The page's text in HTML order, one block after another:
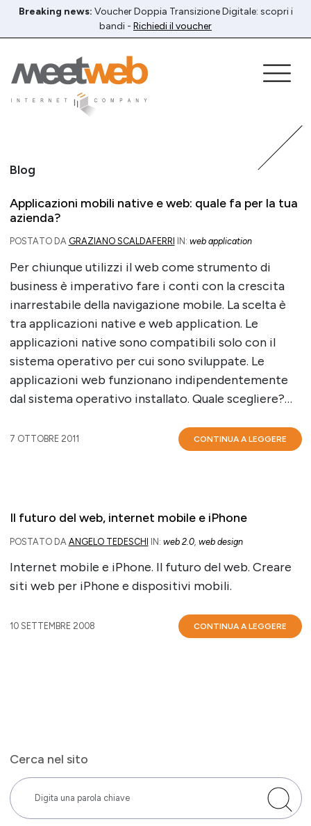
Breaking news: Voucher Doppia Transizione Digitale: scopri i
bandi - Richiedi il voucher
Cerca nel sito
Blog
Applicazioni mobili native e web: quale fa per la tua
azienda?
POSTATO DA GRAZIANO SCALDAFERRI IN: web application
Per chiunque utilizzi il web come strumento di
business è imperativo fare i conti con la crescita
inarrestabile della navigazione mobile. La scelta è
tra applicazioni native e web application. Le
applicazioni native sono compatibili solo con il
sistema operativo per cui sono sviluppate. Le
applicazioni web funzionano indipendentemente
dal sistema operativo installato. Quale scegliere?…
7 OTTOBRE 2011 CONTINUA A LEGGERE
Il futuro del web, internet mobile e iPhone
POSTATO DA ANGELO TEDESCHI IN: web 2.0, web design
Internet mobile e iPhone. Il futuro del web. Creare
siti web per iPhone e dispositivi mobili.
10 SETTEMBRE 2008 CONTINUA A LEGGERE